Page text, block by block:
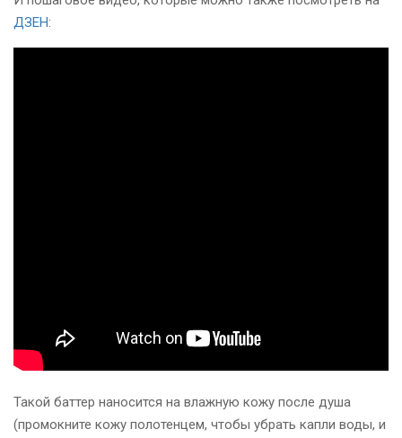
ДЗЕН:
Такой баттер наносится на влажную кожу после душа
(промокните кожу полотенцем, чтобы убрать капли воды, и